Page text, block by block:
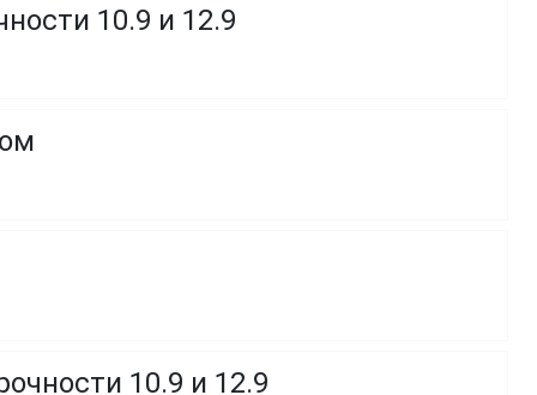
10.9 и 12.9
10.9 и 12.9